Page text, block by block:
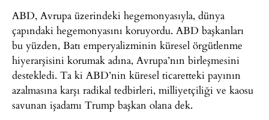
ABD, Avrupa üzerindeki hegemonyasıyla, dünya
çapındaki hegemonyasını koruyordu. ABD başkanları
bu yüzden, Batı emperyalizminin küresel örgütlenme
hiyerarşisini korumak adına, Avrupa’nın birleşmesini
destekledi. Ta ki ABD’nin küresel ticaretteki payının
azalmasına karşı radikal tedbirleri, milliyetçiliği ve kaosu
savunan işadamı Trump başkan olana dek.